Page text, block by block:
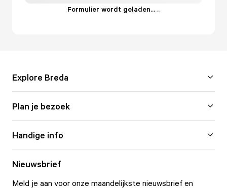
Formulier wordt geladen......
Explore Breda
Plan je bezoek
Handige info
Nieuwsbrief
Meld je aan voor onze maandelijkste nieuwsbrief en